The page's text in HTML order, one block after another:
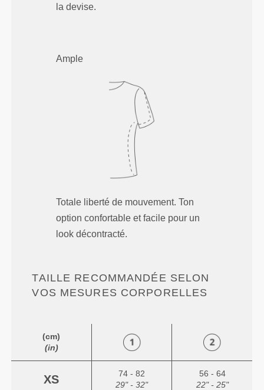
la devise.
Ample
Totale liberté de mouvement. Ton
option confortable et facile pour un
look décontracté.
TAILLE RECOMMANDÉE SELON
VOS MESURES CORPORELLES
(cm)
(in)
XS
74 - 82
29" - 32"
56 - 64
22" - 25"